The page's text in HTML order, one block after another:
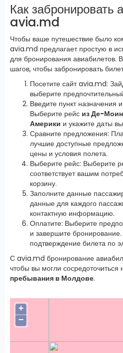
Как забронировать
avia.md
Чтобы ваше путешествие было
avia.md предлагает простую в
для бронирования авиабилетов.
шагов, чтобы забронировать
Посетите сайт avia.md:
выберите
Введите пункт назначения
Выберите рейс из Де-
Америки и укажите даты
Сравните предложения:
лучшие доступные
цены и условия полета.
Выберите рейс: Выберите
соответствует вашим
корзину.
Заполните данные
данные для каждого
контактную информацию.
Оплатите: Выберите
и завершите
подтверждение билета по
С avia.md бронирование
чтобы вы могли
пребывания в Молдове.
+
−